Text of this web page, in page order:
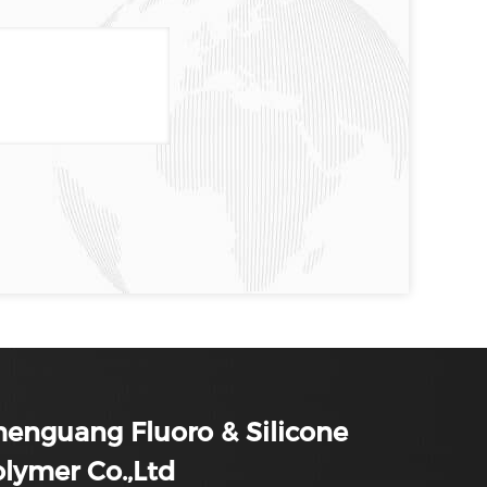
Fluoro & Silicone
Co.,Ltd